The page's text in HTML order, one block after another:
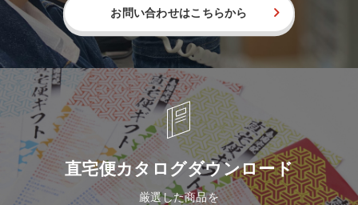
お問い合わせはこちらから
直宅便カタログダウンロード
厳選した商品を